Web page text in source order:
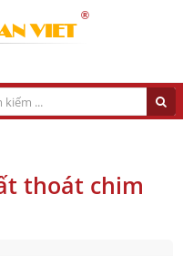
VIET
®
thoát chim